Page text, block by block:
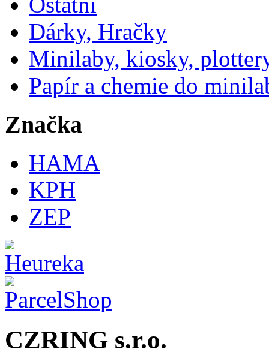
Dárky, Hračky
Minilaby, kiosky,
Papír a chemie do
Značka
HAMA
KPH
ZEP
CZRING s.r.o.